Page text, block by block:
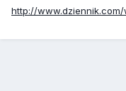
http://